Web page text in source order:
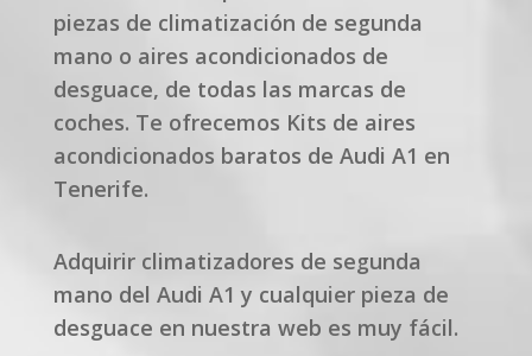
piezas de climatización de segunda
mano o aires acondicionados de
desguace, de todas las marcas de
coches. Te ofrecemos Kits de aires
acondicionados baratos de Audi A1 en
Tenerife.
Adquirir climatizadores de segunda
mano del Audi A1 y cualquier pieza de
desguace en nuestra web es muy fácil.